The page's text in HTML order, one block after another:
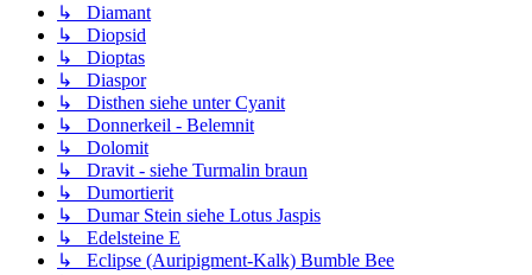
↳ Diamant
↳ Diopsid
↳ Dioptas
↳ Diaspor
↳ Disthen siehe unter Cyanit
↳ Donnerkeil - Belemnit
↳ Dolomit
↳ Dravit - siehe Turmalin braun
↳ Dumortierit
↳ Dumar Stein siehe Lotus Jaspis
↳ Edelsteine E
↳ Eclipse (Auripigment-Kalk) Bumble Bee